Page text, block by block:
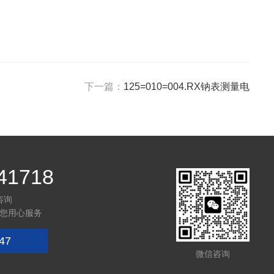
下一篇： 125=010=004.RX钠表测量电
询
用心服务
微信咨询